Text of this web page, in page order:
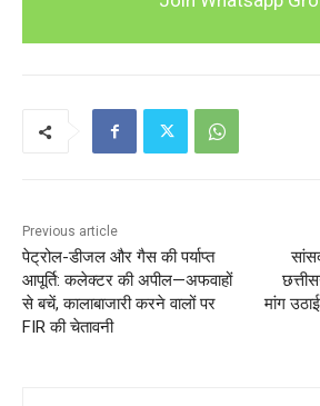
Previous article
पेट्रोल-डीजल और गैस की पर्याप्त
आपूर्ति: कलेक्टर की अपील—अफवाहों
से बचें, कालाबाजारी करने वालों पर
FIR की चेतावनी
मांग